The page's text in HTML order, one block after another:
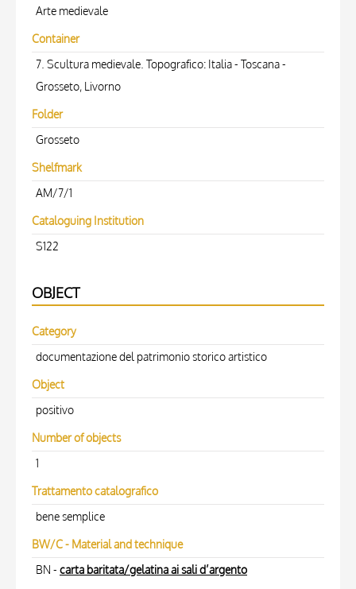
Arte medievale
Container
7. Scultura medievale. Topografico: Italia - Toscana -
Grosseto, Livorno
Folder
Grosseto
Shelfmark
AM/7/1
Cataloguing Institution
S122
OBJECT
Category
documentazione del patrimonio storico artistico
Object
positivo
Number of objects
1
Trattamento catalografico
bene semplice
BW/C - Material and technique
BN - carta baritata/gelatina ai sali d’argento